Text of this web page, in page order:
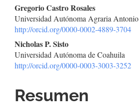
Contenido
principal
del
artículo
Gregorio Castro Rosales
Universidad Autónoma Agraria
http://orcid.org/0000-0002-4889-3704
Nicholas P. Sisto
Universidad Autónoma de Coahuila
http://orcid.org/0000-0003-3003-3252
Resumen